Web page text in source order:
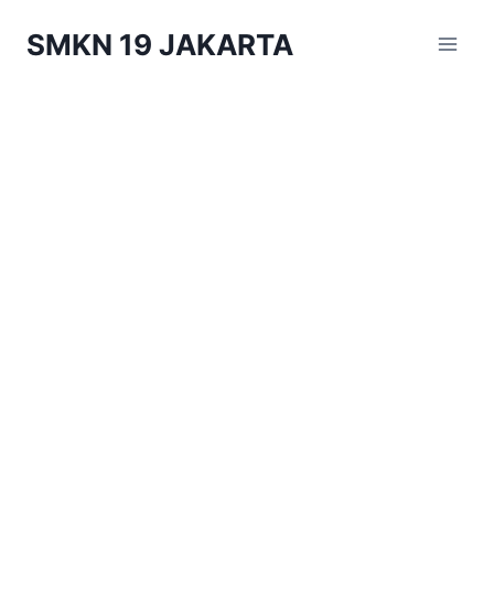
SMKN 19 JAKARTA